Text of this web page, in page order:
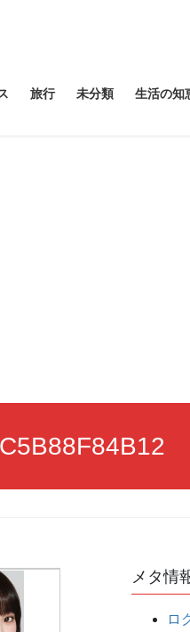
旅行 未分類 生活の知
メタ情
ロ